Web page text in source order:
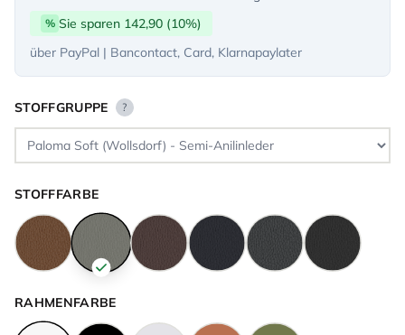
% Sie sparen 142,90 (10%)
über PayPal | Bancontact, Card, Klarnapaylater
STOFFGRUPPE ?
STOFFFARBE
RAHMENFARBE